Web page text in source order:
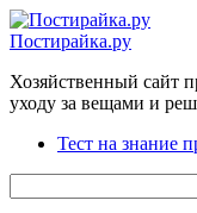
Перейти
к
Постирайка.ру
Хозяйственный сайт
уходу за вещами и
Тест на знание